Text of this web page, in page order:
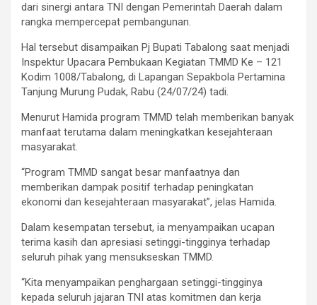
dari sinergi antara TNI dengan Pemerintah Daerah dalam
rangka mempercepat pembangunan.
Hal tersebut disampaikan Pj Bupati Tabalong saat menjadi
Inspektur Upacara Pembukaan Kegiatan TMMD Ke – 121
Kodim 1008/Tabalong, di Lapangan Sepakbola Pertamina
Tanjung Murung Pudak, Rabu (24/07/24) tadi.
Menurut Hamida program TMMD telah memberikan banyak
manfaat terutama dalam meningkatkan kesejahteraan
masyarakat.
“Program TMMD sangat besar manfaatnya dan
memberikan dampak positif terhadap peningkatan
ekonomi dan kesejahteraan masyarakat”, jelas Hamida.
Dalam kesempatan tersebut, ia menyampaikan ucapan
terima kasih dan apresiasi setinggi-tingginya terhadap
seluruh pihak yang mensukseskan TMMD.
“Kita menyampaikan penghargaan setinggi-tingginya
kepada seluruh jajaran TNI atas komitmen dan kerja